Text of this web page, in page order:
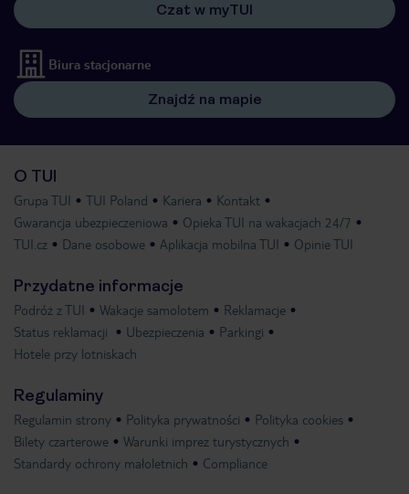
Czat w myTUI
Biura stacjonarne
Znajdź na mapie
O TUI
Grupa TUI TUI Poland Kariera
Kontakt
Gwarancja ubezpieczeniowa
Opieka TUI na wakacjach 24/7
TUI.cz
Dane osobowe Aplikacja mobilna TUI Opinie TUI
Przydatne informacje
Podróż z TUI Wakacje samolotem
Reklamacje
Status reklamacji
Ubezpieczenia
Parkingi
Hotele przy lotniskach
Regulaminy
Regulamin strony Polityka prywatności
Polityka cookies
Bilety czarterowe
Warunki imprez turystycznych
Standardy ochrony małoletnich
Compliance